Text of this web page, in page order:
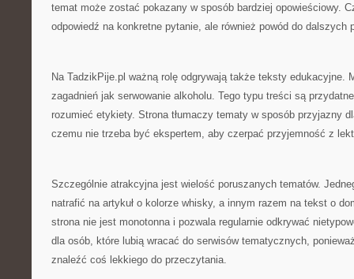
temat może zostać pokazany w sposób bardziej opowieściowy.
odpowiedź na konkretne pytanie, ale również powód do dalszych
Na TadzikPije.pl ważną rolę odgrywają także teksty edukacyjne.
zagadnień jak serwowanie alkoholu. Tego typu treści są
rozumieć etykiety. Strona tłumaczy tematy w sposób przyjazny
czemu nie trzeba być ekspertem, aby czerpać przyjemność z
Szczególnie atrakcyjna jest wielość poruszanych tematów.
natrafić na artykuł o kolorze whisky, a innym razem na tekst o
strona nie jest monotonna i pozwala regularnie odkrywać
dla osób, które lubią wracać do serwisów tematycznych,
znaleźć coś lekkiego do przeczytania.